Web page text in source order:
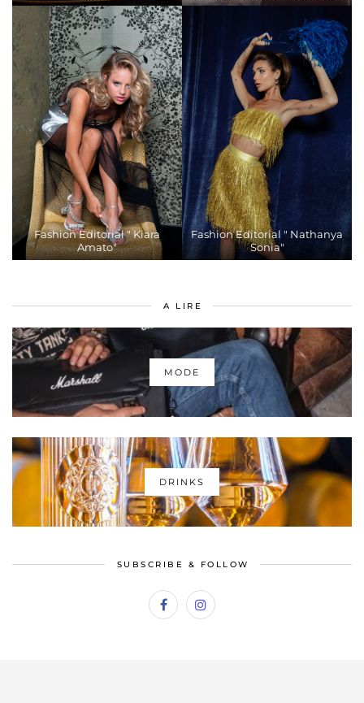
Fashion Editorial " Kiara
Amato"
Fashion Editorial " Nathanya
Sonia"
A LIRE
MODE
DRINKS
SUBSCRIBE & FOLLOW